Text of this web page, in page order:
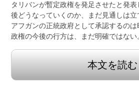
タリバンが暫定政権を発足させたと発
後どうなっていくのか、まだ見通しは
アフガンの正統政府として承認するの
政権の今後の行方は、まだ明確ではない
本文を読む